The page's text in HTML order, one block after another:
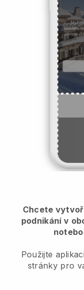
Chcete
podnikání v
Použijte
stránky pro